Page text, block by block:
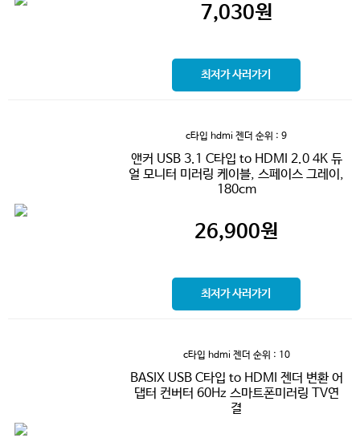
7,030원
최저가 사러가기
c타입 hdmi 젠더 순위 : 9
앤커 USB 3.1 C타입 to HDMI 2.0 4K 듀
얼 모니터 미러링 케이블, 스페이스 그레이,
180cm
26,900원
최저가 사러가기
c타입 hdmi 젠더 순위 : 10
BASIX USB C타입 to HDMI 젠더 변환 어
댑터 컨버터 60Hz 스마트폰미러링 TV연
결